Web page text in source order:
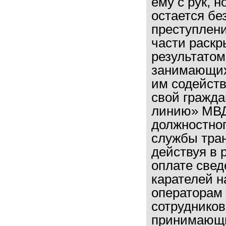
остается
части
им
свой
линию»
службы
действуя в
оплате
карателей